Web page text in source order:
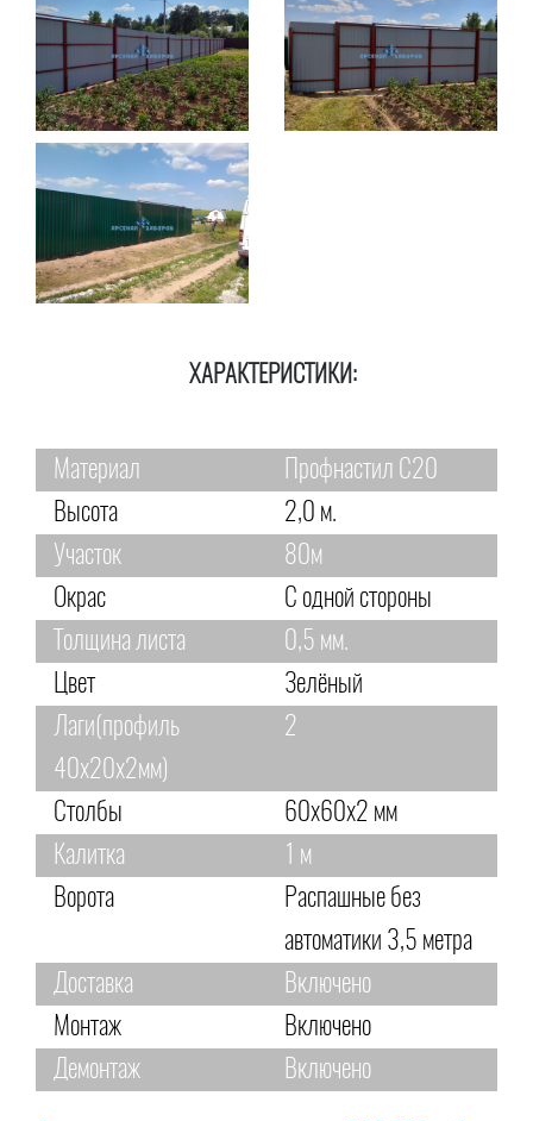
ХАРАКТЕРИСТИКИ:
Материал
Профнастил С20
Высота
2,0 м.
Участок
80м
Окрас
С одной стороны
Толщина листа
0,5 мм.
Цвет
Зелёный
Лаги(профиль
40х20х2мм)
2
Столбы
60х60х2 мм
Калитка
1 м
Ворота
Распашные без
автоматики 3,5 метра
Доставка
Включено
Монтаж
Включено
Демонтаж
Включено